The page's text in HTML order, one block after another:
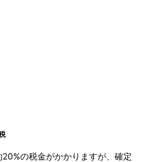
の税金がかかりますが、確定